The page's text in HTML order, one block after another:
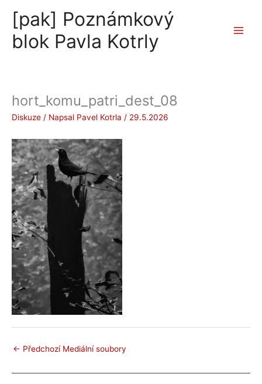
obsah
[pak] Poznámkový
blok Pavla Kotrly
hort_komu_patri_dest_08
Diskuze / Napsal Pavel Kotrla / 29.5.2026
← Předchozí Mediální soubory